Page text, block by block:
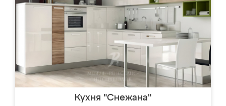
Кухня "Снежана"